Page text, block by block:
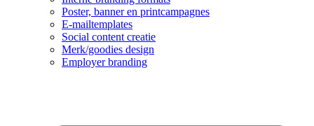
Poster, banner en printcampagnes
E-mailtemplates
Social content creatie
Merk/goodies design
Employer branding